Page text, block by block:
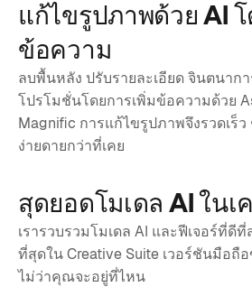
แก้ไขรูปภาพด้วย AI
ข้อความ
ลบพื้นหลัง ปรับรายละเอียด จินตนาก
โปรโมชั่นโดยการเพิ่มข้อความด้วย
Magnific การแก้ไขรูปภาพจึงรวดเร็
ง่ายดายกว่าที่เคย
สุดยอดโมเดล AI ในเ
เรารวบรวมโมเดล AI และฟีเจอร์ที่ดี
ที่สุดใน Creative Suite เวอร์ชันมือถื
ไม่ว่าคุณจะอยู่ที่ไหน